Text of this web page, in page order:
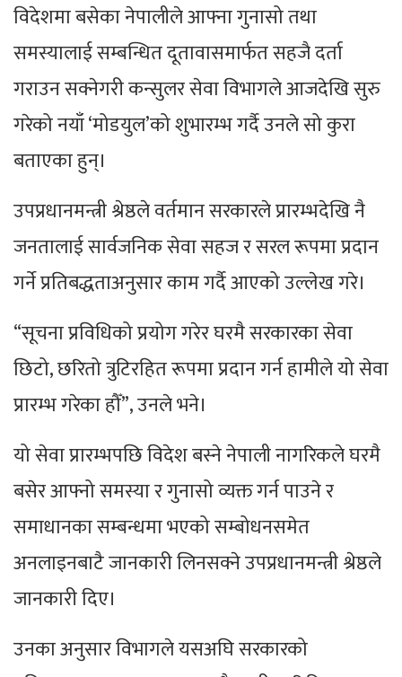
विदेशमा बसेका नेपालीले आफ्ना गुनासो तथा
समस्यालाई सम्बन्धित दूतावासमार्फत सहजै दर्ता
गराउन सक्नेगरी कन्सुलर सेवा विभागले आजदेखि सुरु
गरेको नयाँ ‘मोडयुल’को शुभारम्भ गर्दै उनले सो कुरा
बताएका हुन्।
उपप्रधानमन्त्री श्रेष्ठले वर्तमान सरकारले प्रारम्भदेखि नै
जनतालाई सार्वजनिक सेवा सहज र सरल रूपमा प्रदान
गर्ने प्रतिबद्धताअनुसार काम गर्दै आएको उल्लेख गरे।
“सूचना प्रविधिको प्रयोग गरेर घरमै सरकारका सेवा
छिटो, छरितो त्रुटिरहित रूपमा प्रदान गर्न हामीले यो सेवा
प्रारम्भ गरेका हौँ”, उनले भने।
यो सेवा प्रारम्भपछि विदेश बस्ने नेपाली नागरिकले घरमै
बसेर आफ्नो समस्या र गुनासो व्यक्त गर्न पाउने र
समाधानका सम्बन्धमा भएको सम्बोधनसमेत
अनलाइनबाटै जानकारी लिनसक्ने उपप्रधानमन्त्री श्रेष्ठले
जानकारी दिए।
उनका अनुसार विभागले यसअघि सरकारको